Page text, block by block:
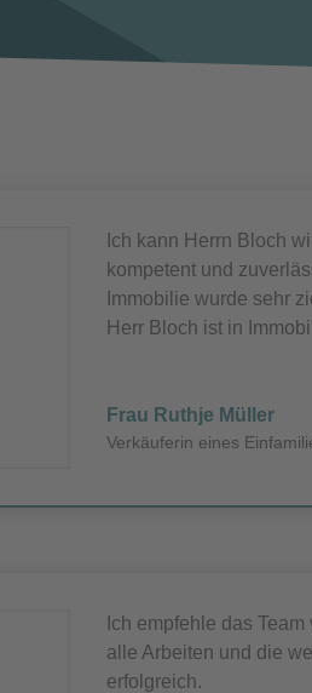
Ich kann Herrn Bloch
kompetent und
Immobilie wurde sehr
Herr Bloch ist in
Frau Ruthje Müller
Verkäuferin eines
Ich empfehle das
alle Arbeiten und die
erfolgreich.